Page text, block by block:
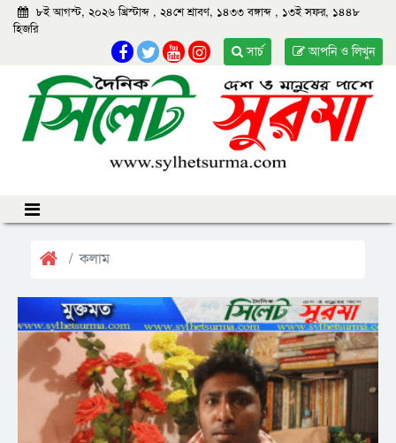
৮ই আগস্ট, ২০২৬ খ্রিস্টাব্দ , ২৪শে শ্রাবণ, ১৪৩৩ বঙ্গাব্দ , ১৩ই সফর, ১৪৪৮
হিজরি
আপনি ও লিখুন
সার্চ
কলাম